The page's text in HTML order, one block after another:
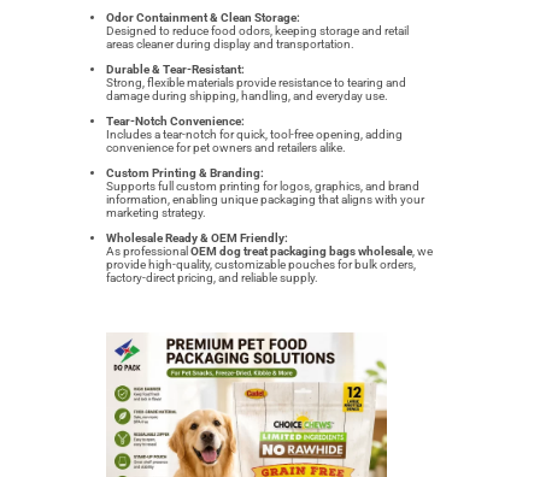
Odor Containment & Clean Storage:
Designed to reduce food odors, keeping storage and retail
areas cleaner during display and transportation.
Durable & Tear-Resistant:
Strong, flexible materials provide resistance to tearing and
damage during shipping, handling, and everyday use.
Tear-Notch Convenience:
Includes a tear-notch for quick, tool-free opening, adding
convenience for pet owners and retailers alike.
Custom Printing & Branding:
Supports full custom printing for logos, graphics, and brand
information, enabling unique packaging that aligns with your
marketing strategy.
Wholesale Ready & OEM Friendly:
As professional OEM dog treat packaging bags wholesale , we
provide high-quality, customizable pouches for bulk orders,
factory-direct pricing, and reliable supply.